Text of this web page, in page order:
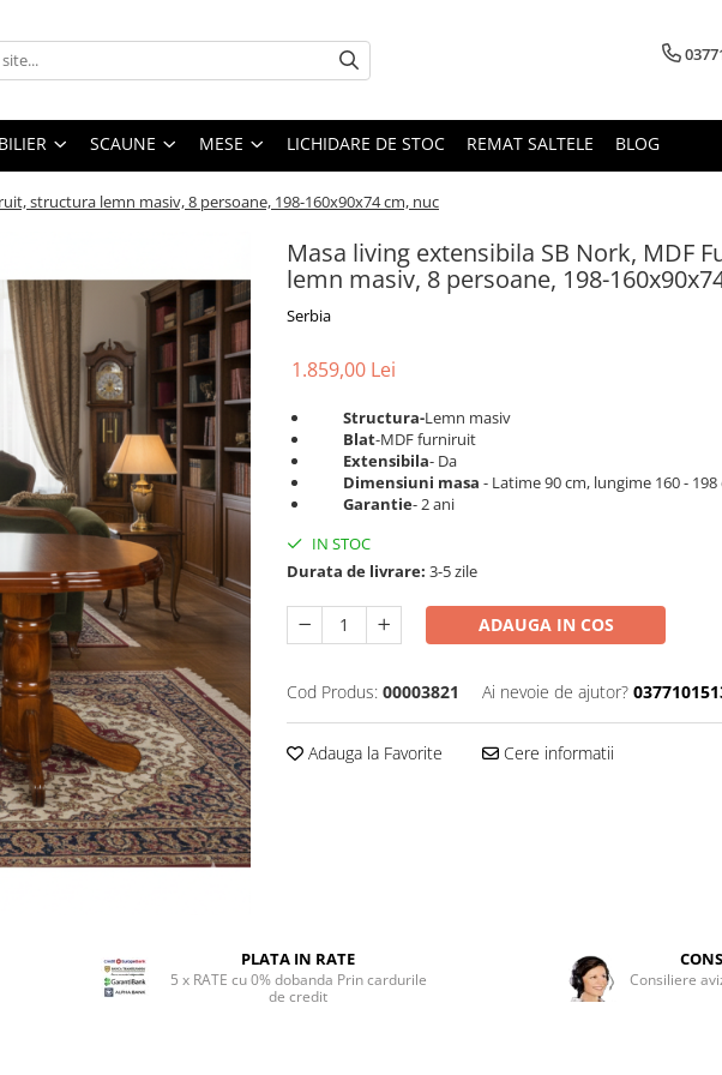
SCAUNE MESE LICHIDARE DE STOC REMAT SALTELE BLOG
structura lemn masiv, 8 persoane, 198-160x90x74 cm, nuc
Masa living extensibila SB Nork, MDF
lemn masiv, 8 persoane, 198-
Serbia
1.859,00 Lei
Structura-Lemn masiv
Blat-MDF furniruit
Extensibila- Da
Dimensiuni masa - Latime 90 cm, lungime 160 -
Garantie- 2 ani
IN STOC
Durata de livrare: 3-5 zile
ADAUGA IN COS
Cod Produs: 00003821 Ai nevoie de ajutor?
Adauga la Favorite Cere informatii
PLATA IN RATE
5 x RATE cu 0% dobanda Prin cardurile
de credit
Consiliere